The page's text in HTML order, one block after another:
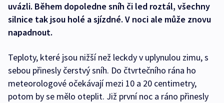
uvázli. Během dopoledne sníh či led roztál, všechny
silnice tak jsou holé a sjízdné. V noci ale může znovu
napadnout.
Teploty, které jsou nižší než leckdy v uplynulou zimu, s
sebou přinesly čerstvý sníh. Do čtvrtečního rána ho
meteorologové očekávají mezi 10 a 20 centimetry,
potom by se mělo oteplit. Již první noc a ráno přinesly